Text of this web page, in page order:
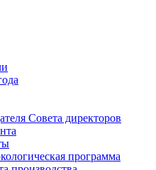
Совета директоров
программа